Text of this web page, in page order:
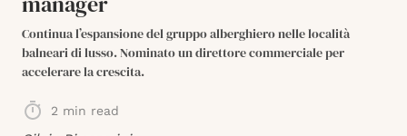
Continua l’espansione del gruppo alberghiero nelle località
balneari di lusso. Nominato un direttore commerciale per
accelerare la crescita.
2 min read